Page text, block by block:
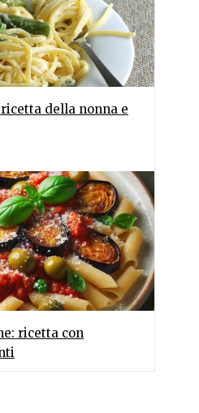
della nonna e
ricetta con